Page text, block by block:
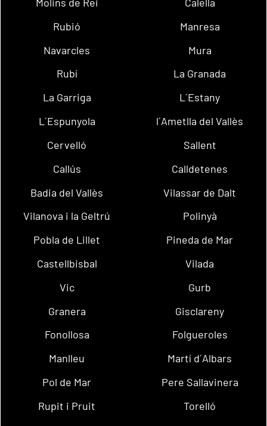
Rubió
Manresa
Navarcles
Mura
Rubí
La Granada
La Garriga
L´Estany
L´Espunyola
l´Ametlla del Vallès
Cervelló
Sallent
Callús
Calldetenes
Badia del Vallès
Vilassar de Dalt
Vilanova i la Geltrú
Polinyà
Pobla de Lillet
Pineda de Mar
Castellbisbal
Vilada
Vic
Gurb
Granera
Gisclareny
Fonollosa
Folgueroles
Manlleu
Martí d´Albars
Pol de Mar
Pere Sallavinera
Rupit i Pruit
Torelló